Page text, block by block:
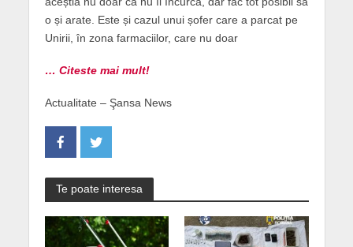
o și arate. Este și cazul unui șofer care a parcat pe
Unirii, în zona farmaciilor, care nu doar
… Citeste mai mult!
Actualitate – Şansa News
Te poate interesa